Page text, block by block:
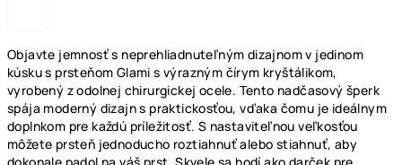
Objavte jemnosť s neprehliadnuteľným dizajnom v jedinom
kúsku s prsteňom Glami s výrazným čírym kryštálikom,
vyrobený z odolnej chirurgickej ocele. Tento nadčasový šperk
spája moderný dizajn s praktickosťou, vďaka čomu je ideálnym
doplnkom pre každú príležitosť. S nastaviteľnou veľkosťou
môžete prsteň jednoducho roztiahnuť alebo stiahnuť, aby